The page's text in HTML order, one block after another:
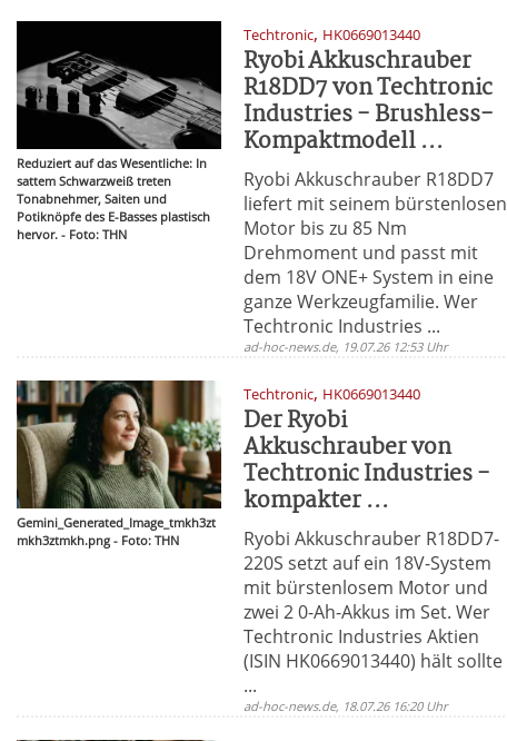
Reduziert auf das Wesentliche: In
sattem Schwarzweiß treten
Tonabnehmer, Saiten und
Potiknöpfe des E-Basses plastisch
hervor. - Foto: THN
Techtronic, HK0669013440
Ryobi Akkuschrauber
R18DD7 von Techtronic
Industries - Brushless-
Kompaktmodell ...
Ryobi Akkuschrauber R18DD7
liefert mit seinem bürstenlosen
Motor bis zu 85 Nm
Drehmoment und passt mit
dem 18V ONE+ System in eine
ganze Werkzeugfamilie. Wer
Techtronic Industries ...
ad-hoc-news.de, 19.07.26 12:53 Uhr
Gemini_Generated_Image_tmkh3zt
mkh3ztmkh.png - Foto: THN
Techtronic, HK0669013440
Der Ryobi
Akkuschrauber von
Techtronic Industries -
kompakter ...
Ryobi Akkuschrauber R18DD7-
220S setzt auf ein 18V-System
mit bürstenlosem Motor und
zwei 2 0-Ah-Akkus im Set. Wer
Techtronic Industries Aktien
(ISIN HK0669013440) hält sollte
...
ad-hoc-news.de, 18.07.26 16:20 Uhr